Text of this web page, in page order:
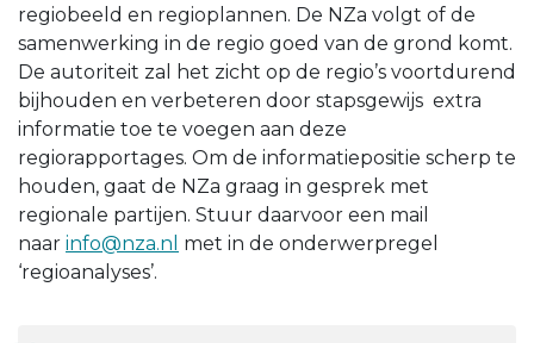
regiobeeld en regioplannen. De NZa volgt of de
samenwerking in de regio goed van de grond komt.
De autoriteit zal het zicht op de regio’s voortdurend
bijhouden en verbeteren door stapsgewijs extra
informatie toe te voegen aan deze
regiorapportages. Om de informatiepositie scherp te
houden, gaat de NZa graag in gesprek met
regionale partijen. Stuur daarvoor een mail
naar info@nza.nl met in de onderwerpregel
‘regioanalyses’.